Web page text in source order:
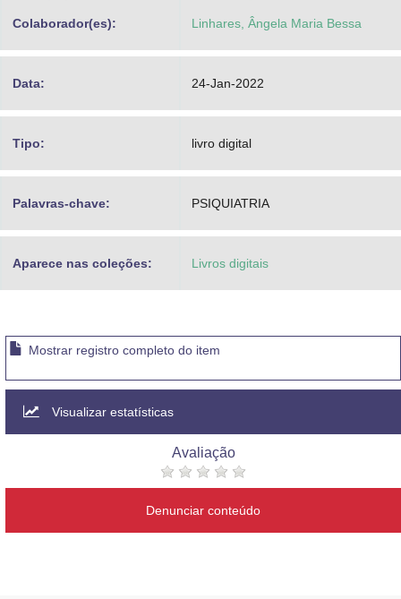
Colaborador(es): Linhares, Ângela Maria Bessa
Data: 24-Jan-2022
Tipo: livro digital
Palavras-chave: PSIQUIATRIA
Aparece nas coleções: Livros digitais
Mostrar registro completo do item
Visualizar estatísticas
Avaliação
Denunciar conteúdo